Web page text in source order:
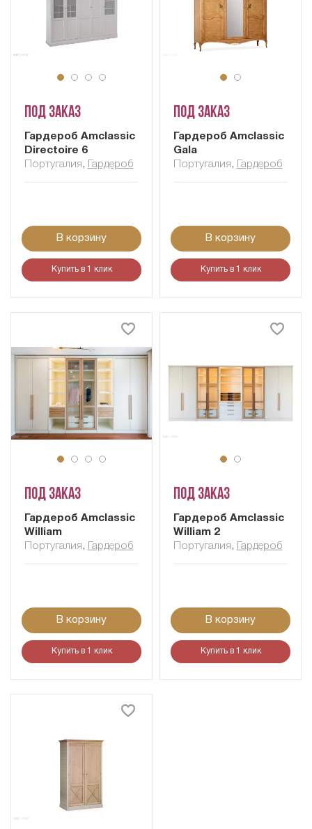
Под заказ
Гардероб Amclassic
Directoire 6
Португалия , Гардероб
В корзину
Купить в 1 клик
Под заказ
Гардероб Amclassic
Gala
Португалия , Гардероб
В корзину
Купить в 1 клик
Под заказ
Гардероб Amclassic
William
Португалия , Гардероб
В корзину
Купить в 1 клик
Под заказ
Гардероб Amclassic
William 2
Португалия , Гардероб
В корзину
Купить в 1 клик